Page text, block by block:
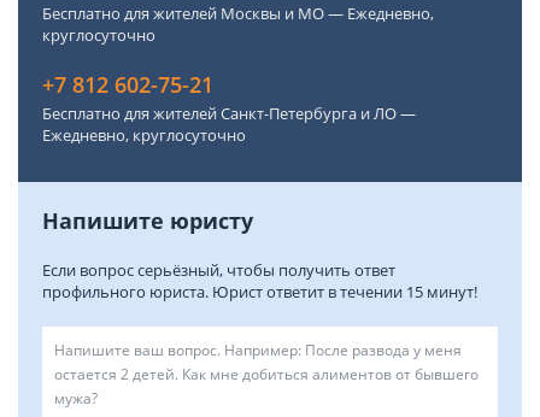
Бесплатно для жителей Москвы и МО — Ежедневно,
круглосуточно
+7 812 602-75-21
Бесплатно для жителей Санкт-Петербурга и ЛО —
Ежедневно, круглосуточно
Напишите юристу
Если вопрос серьёзный, чтобы получить ответ
профильного юриста. Юрист ответит в течении 15 минут!